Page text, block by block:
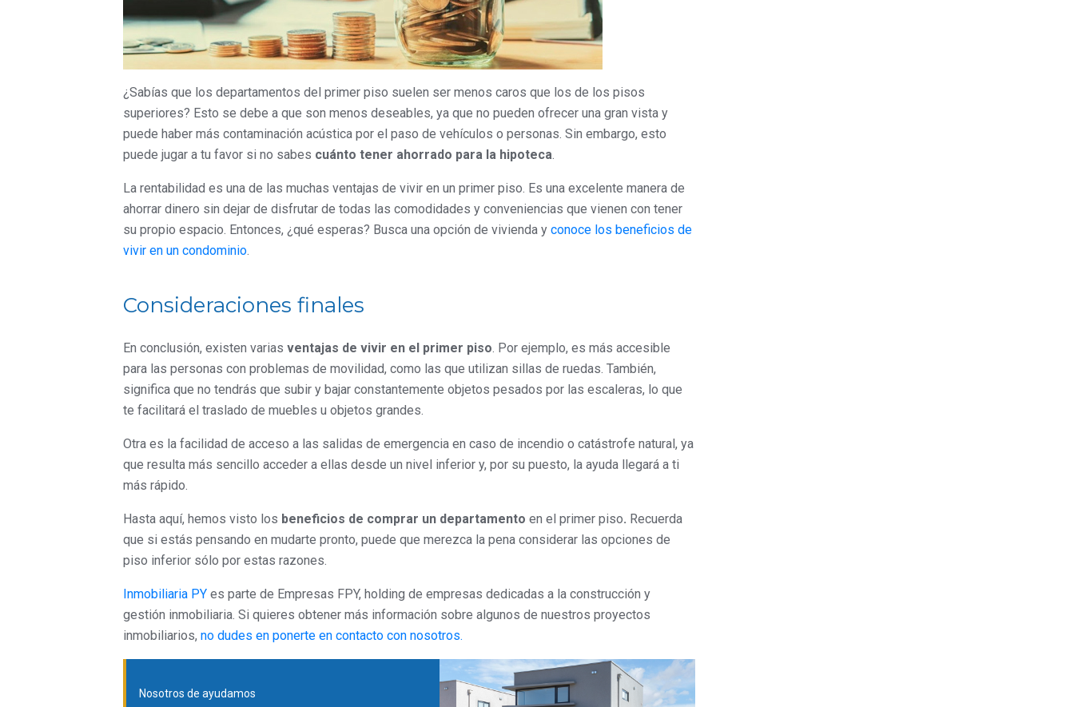
¿Sabías que los departamentos del primer piso suelen ser menos caros que los de los pisos
superiores? Esto se debe a que son menos deseables, ya que no pueden ofrecer una gran vista y
puede haber más contaminación acústica por el paso de vehículos o personas. Sin embargo, esto
puede jugar a tu favor si no sabes cuánto tener ahorrado para la hipoteca.
La rentabilidad es una de las muchas ventajas de vivir en un primer piso. Es una excelente manera de
ahorrar dinero sin dejar de disfrutar de todas las comodidades y conveniencias que vienen con tener
su propio espacio. Entonces, ¿qué esperas? Busca una opción de vivienda y conoce los beneficios de
vivir en un condominio.
Consideraciones finales
En conclusión, existen varias ventajas de vivir en el primer piso. Por ejemplo, es más accesible
para las personas con problemas de movilidad, como las que utilizan sillas de ruedas. También,
significa que no tendrás que subir y bajar constantemente objetos pesados por las escaleras, lo que
te facilitará el traslado de muebles u objetos grandes.
Otra es la facilidad de acceso a las salidas de emergencia en caso de incendio o catástrofe natural, ya
que resulta más sencillo acceder a ellas desde un nivel inferior y, por su puesto, la ayuda llegará a ti
más rápido.
Hasta aquí, hemos visto los beneficios de comprar un departamento en el primer piso. Recuerda
que si estás pensando en mudarte pronto, puede que merezca la pena considerar las opciones de
piso inferior sólo por estas razones.
Inmobiliaria PYes parte de Empresas FPY, holding de empresas dedicadas a la construcción y
gestión inmobiliaria. Si quieres obtener más información sobre algunos de nuestros proyectos
inmobiliarios, no dudes en ponerte en contacto con nosotros.
Nosotros de ayudamos